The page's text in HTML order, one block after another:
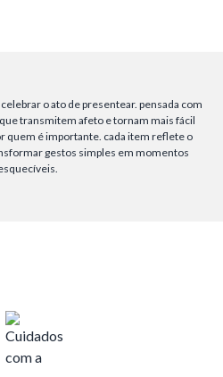
o ato de presentear. pensada com
transmitem afeto e tornam mais fácil
quem é importante. cada item reflete o
gestos simples em momentos